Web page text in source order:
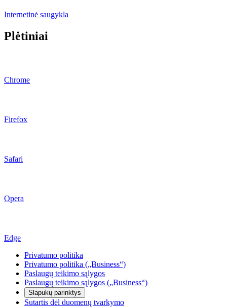
Internetinė saugykla
Plėtiniai
Chrome
Firefox
Safari
Opera
Edge
Privatumo politika
Privatumo politika („Business“)
Paslaugų teikimo sąlygos
Paslaugų teikimo sąlygos („Business“)
Slapukų parinktys
Sutartis dėl duomenų tvarkymo